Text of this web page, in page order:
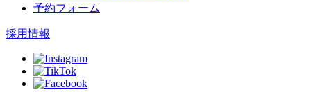
予約フォーム
採用情報